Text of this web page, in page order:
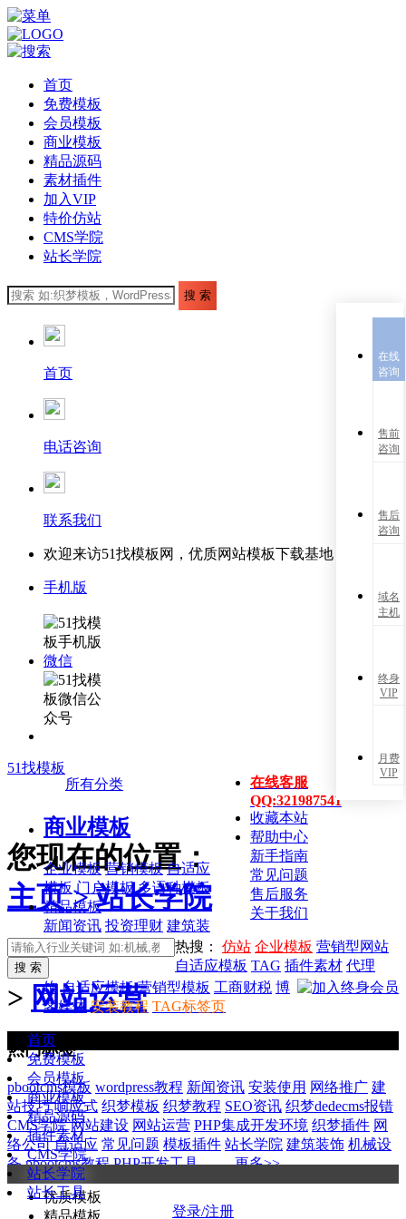
首页
免费模板
会员模板
商业模板
精品源码
素材插件
加入VIP
特价仿站
CMS学院
站长学院
首页
电话咨询
联系我们
欢迎来访51找模板网，优质网站模板下载基地！
手机版
微信
在线客服
QQ:321987541
收藏本站
帮助中心
新手指南
常见问题
售后服务
关于我们
51找模板
热搜： 仿站 企业模板 营销型网站
自适应模板 TAG 插件素材 代理
所有分类
商业模板
企业模板 营销模板 自适应
模板 门户模板 多语种模板
精品模板
新闻资讯 投资理财 建筑装
饰 自适应模板 营销型模板 工商财税 博
客媒体 安装教程 TAG标签页
首页
免费模板
会员模板
商业模板
精品源码
插件素材
CMS学院
站长学院
站长工具
登录/注册
您现在的位置：
主页 > 站长学院
> 网站运营
热门标签
pbootcms模板 wordpress教程 新闻资讯 安装使用 网络推广 建
站技巧 响应式 织梦模板 织梦教程 SEO资讯 织梦dedecms报错
CMS学院 网站建设 网站运营 PHP集成开发环境 织梦插件 网
络公司 自适应 常见问题 模板插件 站长学院 建筑装饰 机械设
备 pbootcms教程 PHP开发工具 更多>>
优质模板
在线
咨询
售前
咨询
售后
咨询
域名
主机
终身
VIP
月费
VIP